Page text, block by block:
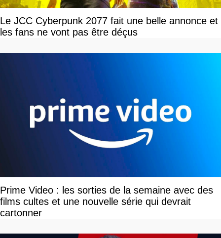
Le JCC Cyberpunk 2077 fait une belle annonce et
les fans ne vont pas être déçus
Prime Video : les sorties de la semaine avec des
films cultes et une nouvelle série qui devrait
cartonner